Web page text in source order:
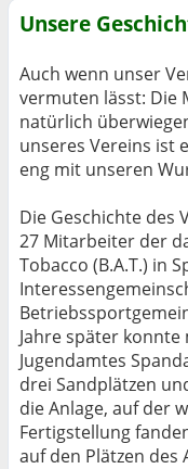
Unsere
Auch wenn unser
vermuten lässt: Die
natürlich
unseres Vereins ist
eng mit unseren
Die Geschichte des
27 Mitarbeiter der
Tobacco (B.A.T.) in
Jahre später
Jugendamtes
drei Sandplätzen
die Anlage, auf der
Fertigstellung
auf den Plätzen des